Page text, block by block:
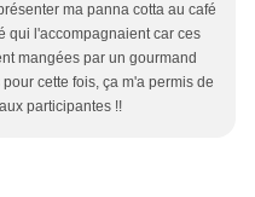
ma panna cotta au café
qui l'accompagnaient car ces
mangées par un gourmand
cette fois, ça m'a permis de
participantes !!